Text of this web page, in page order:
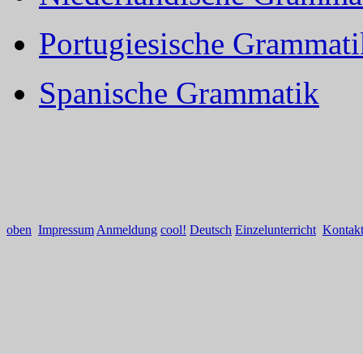
Portugiesische
Spanische Grammatik
oben Impressum Anmeldung cool! Deutsch Einzelunterricht Kontakt